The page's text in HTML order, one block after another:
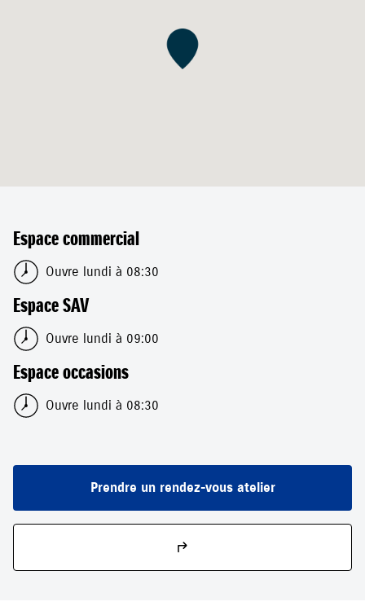
Espace commercial
Ouvre lundi à 08:30
Espace SAV
Ouvre lundi à 09:00
Espace occasions
Ouvre lundi à 08:30
Prendre un rendez-vous atelier